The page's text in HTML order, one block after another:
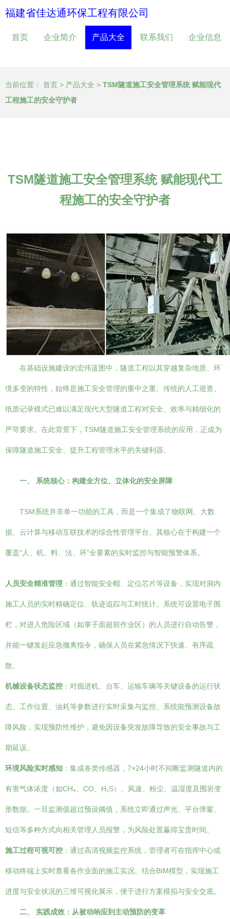
福建省佳达通环保工程有限公司
首页 企业简介 产品大全 联系我们 企业信息
当前位置： 首页 > 产品大全 > TSM隧道施工安全管理系统 赋能现代
工程施工的安全守护者
TSM隧道施工安全管理系统 赋能现代工
程施工的安全守护者
在基础设施建设的宏伟蓝图中，隧道工程以其穿越复杂地质、环
境多变的特性，始终是施工安全管理的重中之重。传统的人工巡查、
纸质记录模式已难以满足现代大型隧道工程对安全、效率与精细化的
严苛要求。在此背景下，TSM隧道施工安全管理系统的应用，正成为
保障隧道施工安全、提升工程管理水平的关键利器。
一、 系统核心：构建全方位、立体化的安全屏障
TSM系统并非单一功能的工具，而是一个集成了物联网、大数
据、云计算与移动互联技术的综合性管理平台。其核心在于构建一个
覆盖“人、机、料、法、环”全要素的实时监控与智能预警体系。
人员安全精准管理 ：通过智能安全帽、定位芯片等设备，实现对洞内
施工人员的实时精确定位、轨迹追踪与工时统计。系统可设置电子围
栏，对进入危险区域（如掌子面超前作业区）的人员进行自动告警，
并能一键发起应急撤离指令，确保人员在紧急情况下快速、有序疏
散。
机械设备状态监控 ：对掘进机、台车、运输车辆等关键设备的运行状
态、工作位置、油耗等参数进行实时采集与监控。系统能预测设备故
障风险，实现预防性维护，避免因设备突发故障导致的安全事故与工
期延误。
环境风险实时感知 ：集成各类传感器，7×24小时不间断监测隧道内的
有害气体浓度（如CH₄、CO、H₂S）、风速、粉尘、温湿度及围岩变
形数据。一旦监测值超过预设阈值，系统立即通过声光、平台弹窗、
短信等多种方式向相关管理人员报警，为风险处置赢得宝贵时间。
施工过程可视可控 ：通过高清视频监控系统，管理者可在指挥中心或
移动终端上实时查看各作业面的施工实况。结合BIM模型，实现施工
进度与安全状况的三维可视化展示，便于进行方案模拟与安全交底。
二、 实践成效：从被动响应到主动预防的变革